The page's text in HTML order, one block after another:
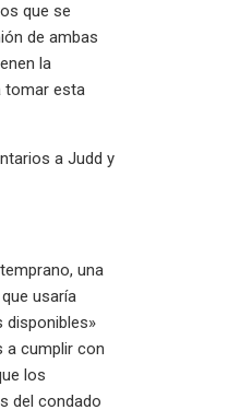
que se
de ambas
la
tomar esta
a Judd y
una
usaría
disponibles»
a cumplir con
los
del condado